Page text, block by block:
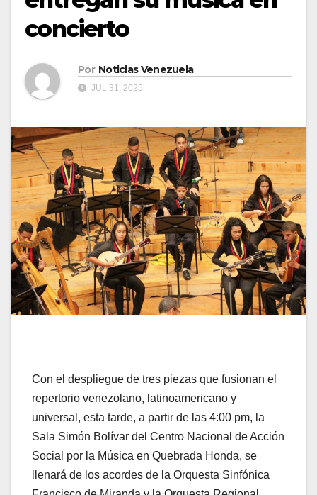
concierto
Por Noticias Venezuela
JUL 31, 2025
Con el despliegue de tres piezas que fusionan el
repertorio venezolano, latinoamericano y
universal, esta tarde, a partir de las 4:00 pm, la
Sala Simón Bolívar del Centro Nacional de Acción
Social por la Música en Quebrada Honda, se
llenará de los acordes de la Orquesta Sinfónica